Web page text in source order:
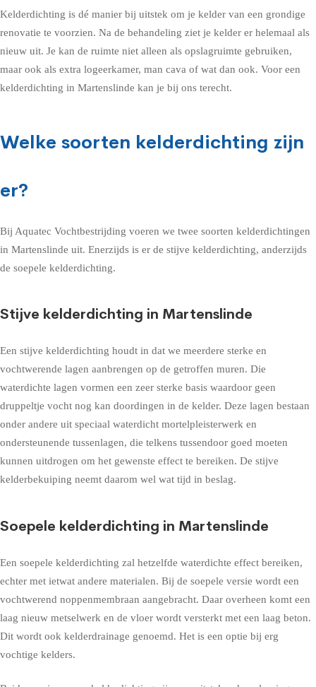
Kelderdichting is dé manier bij uitstek om je kelder van een grondige
renovatie te voorzien. Na de behandeling ziet je kelder er helemaal als
nieuw uit. Je kan de ruimte niet alleen als opslagruimte gebruiken,
maar ook als extra logeerkamer, man cava of wat dan ook. Voor een
kelderdichting in Martenslinde kan je bij ons terecht.
Welke soorten kelderdichting zijn
er?
Bij Aquatec Vochtbestrijding voeren we twee soorten kelderdichtingen
in Martenslinde uit. Enerzijds is er de stijve kelderdichting, anderzijds
de soepele kelderdichting.
Stijve kelderdichting in Martenslinde
Een stijve kelderdichting houdt in dat we meerdere sterke en
vochtwerende lagen aanbrengen op de getroffen muren. Die
waterdichte lagen vormen een zeer sterke basis waardoor geen
druppeltje vocht nog kan doordingen in de kelder. Deze lagen bestaan
onder andere uit speciaal waterdicht mortelpleisterwerk en
ondersteunende tussenlagen, die telkens tussendoor goed moeten
kunnen uitdrogen om het gewenste effect te bereiken. De stijve
kelderbekuiping neemt daarom wel wat tijd in beslag.
Soepele kelderdichting in Martenslinde
Een soepele kelderdichting zal hetzelfde waterdichte effect bereiken,
echter met ietwat andere materialen. Bij de soepele versie wordt een
vochtwerend noppenmembraan aangebracht. Daar overheen komt een
laag nieuw metselwerk en de vloer wordt versterkt met een laag beton.
Dit wordt ook kelderdrainage genoemd. Het is een optie bij erg
vochtige kelders.